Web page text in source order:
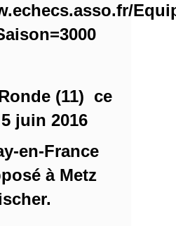
(11) ce
juin 2016
en-France
à Metz